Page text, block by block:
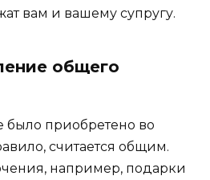
вам и вашему супругу.
общего
было приобретено во
считается общим.
например, подарки